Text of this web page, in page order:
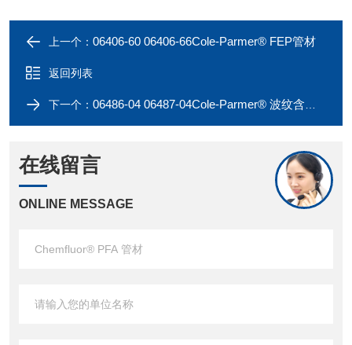
上一个： 06406-60 06406-66Cole-Parmer® FEP管材
返回列表
下一个： 06486-04 06487-04Cole-Parmer® 波纹含氟聚合物管材
在线留言
ONLINE MESSAGE